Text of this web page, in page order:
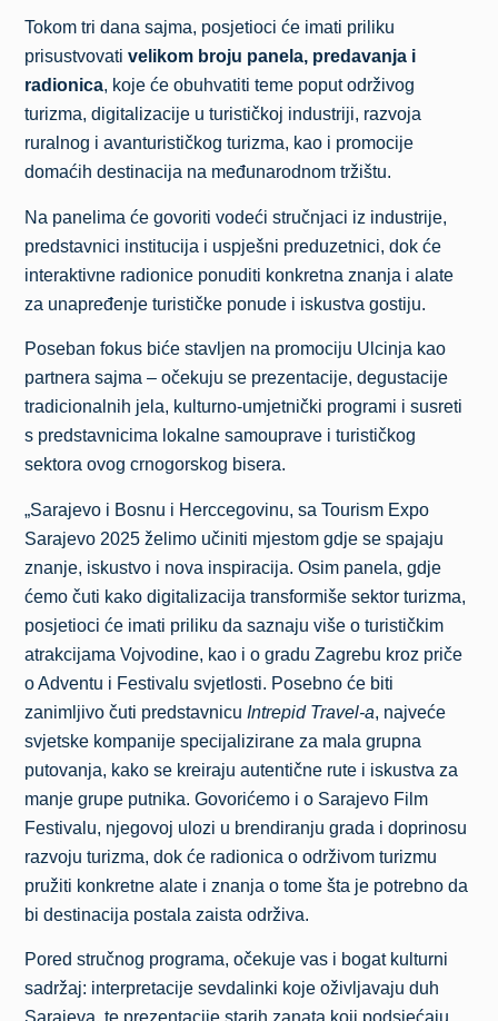
Tokom tri dana sajma, posjetioci će imati priliku
prisustvovativelikom broju panela, predavanja i
radionica, koje će obuhvatiti teme poput održivog
turizma, digitalizacije u turističkoj industriji, razvoja
ruralnog i avanturističkog turizma, kao i promocije
domaćih destinacija na međunarodnom tržištu.
Na panelima će govoriti vodeći stručnjaci iz industrije,
predstavnici institucija i uspješni preduzetnici, dok će
interaktivne radionice ponuditi konkretna znanja i alate
za unapređenje turističke ponude i iskustva gostiju.
Poseban fokus biće stavljen na promociju Ulcinja kao
partnera sajma – očekuju se prezentacije, degustacije
tradicionalnih jela, kulturno-umjetnički programi i susreti
s predstavnicima lokalne samouprave i turističkog
sektora ovog crnogorskog bisera.
„Sarajevo i Bosnu i Herccegovinu, sa Tourism Expo
Sarajevo 2025 želimo učiniti mjestom gdje se spajaju
znanje, iskustvo i nova inspiracija. Osim panela, gdje
ćemo čuti kako digitalizacija transformiše sektor turizma,
posjetioci će imati priliku da saznaju više o turističkim
atrakcijama Vojvodine, kao i o gradu Zagrebu kroz priče
o Adventu i Festivalu svjetlosti. Posebno će biti
zanimljivo čuti predstavnicu Intrepid Travel-a, najveće
svjetske kompanije specijalizirane za mala grupna
putovanja, kako se kreiraju autentične rute i iskustva za
manje grupe putnika. Govorićemo i o Sarajevo Film
Festivalu, njegovoj ulozi u brendiranju grada i doprinosu
razvoju turizma, dok će radionica o održivom turizmu
pružiti konkretne alate i znanja o tome šta je potrebno da
bi destinacija postala zaista održiva.
Pored stručnog programa, očekuje vas i bogat kulturni
sadržaj: interpretacije sevdalinki koje oživljavaju duh
Sarajeva, te prezentacije starih zanata koji podsjećaju